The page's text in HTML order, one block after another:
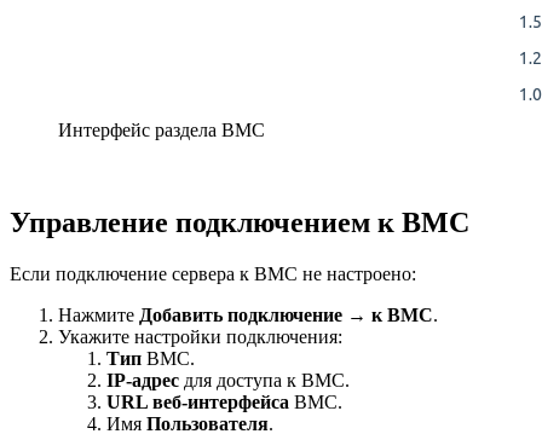
Интерфейс раздела BMC
Управление подключением к BMC
Если подключение сервера к BMC не настроено:
Нажмите Добавить подключение → к BMC.
Укажите настройки подключения:
Тип BMC.
IP-адрес для доступа к BMC.
URL веб-интерфейса BMC.
Имя Пользователя.